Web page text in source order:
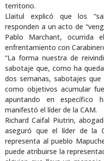
territorio.
Llaitul explicó que los
responden a un acto de
Pablo Marchant, ocurrida
enfrentamiento con
“La forma nuestra de
sabotaje que, como ha
dos semanas, sabotajes
como objetivos acumular
apuntando en específico
manifestó el líder de la CAM.
Richard Caifal Piutrin,
aseguró que el líder de la
representa al pueblo
puede atribuirse la